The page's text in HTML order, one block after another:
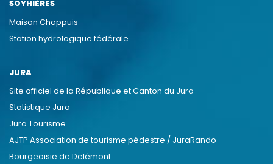
SOYHIÈRES
Maison Chappuis
Station hydrologique fédérale
JURA
Site officiel de la République et Canton du Jura
Statistique Jura
Jura Tourisme
AJTP Association de tourisme pédestre / JuraRando
Bourgeoisie de Delémont